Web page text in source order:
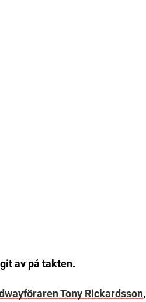
av på takten.
Tony Rickardsson,